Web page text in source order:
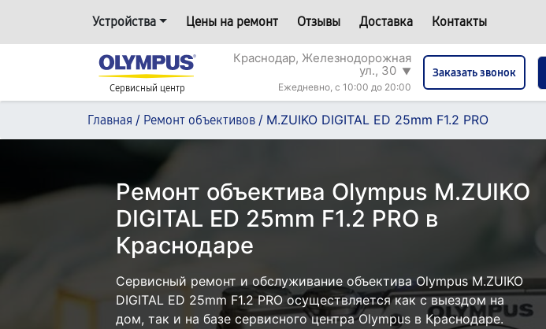
Устройства Цены на ремонт Отзывы Доставка Контакты
Сервисный центр
Краснодар, Железнодорожная
ул., 30 ▼
Ежедневно, с 10:00 до 20:00
Заказать звонок
Главная / Ремонт объективов / M.ZUIKO DIGITAL ED 25mm F1.2 PRO
Ремонт объектива Olympus M.ZUIKO
DIGITAL ED 25mm F1.2 PRO в
Краснодаре
Сервисный ремонт и обслуживание объектива Olympus M.ZUIKO
DIGITAL ED 25mm F1.2 PRO осуществляется как с выездом на
дом, так и на базе сервисного центра Olympus в Краснодаре.